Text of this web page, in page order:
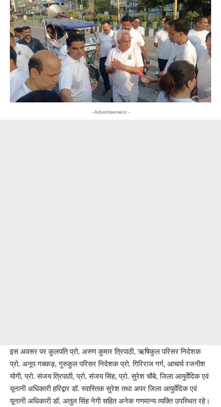
- Advertisement -
इस अवसर पर कुलपति प्रो. अरुण कुमार त्रिपाठी, ऋषिकुल परिसर निदेशक
प्रो. अनूप गक्कड़, गुरुकुल परिसर निदेशक प्रो. गिरिराज गर्ग, आचार्य रजनीश
योगी, प्रो. संजय त्रिपाठी, प्रो. संजय सिंह, प्रो. सुरेश चौबे, जिला आयुर्वेदिक एवं
यूनानी अधिकारी हरिद्वार डॉ. स्वास्तिक सुरेश तथा अपर जिला आयुर्वेदिक एवं
यूनानी अधिकारी डॉ. अतुल सिंह नेगी सहित अनेक गणमान्य व्यक्ति उपस्थित रहे।